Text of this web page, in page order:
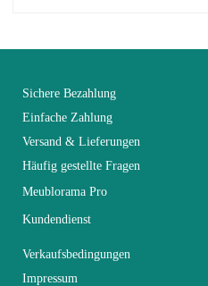
Alter
Kollektion
Farben
Lieferzeiten (Anz.
Tage)
You Must Login To Review
Sichere Bezahlung
Einfache Zahlung
Versand & Lieferungen
Häufig gestellte Fragen
Meublorama Pro
Kundendienst
Verkaufsbedingungen
Impressum